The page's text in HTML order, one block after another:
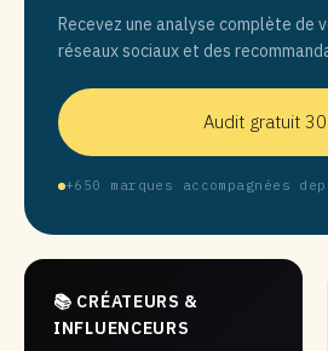
Recevez une analyse complète de
réseaux sociaux et des
Audit gratuit
+650 marques accompagnées
📚 CRÉATEURS &
INFLUENCEURS